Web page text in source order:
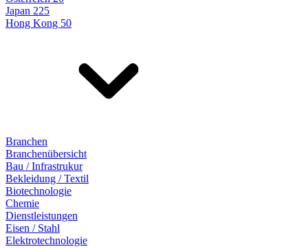
Japan 225
Hong Kong 50
Branchen
Branchenübersicht
Bau / Infrastrukur
Bekleidung / Textil
Biotechnologie
Chemie
Dienstleistungen
Eisen / Stahl
Elektrotechnologie